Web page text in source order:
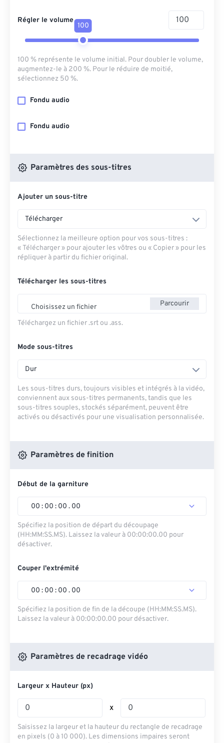
Régler le volume
100
100 % représente le volume initial. Pour doubler le volume,
augmentez-le à 200 %. Pour le réduire de moitié,
sélectionnez 50 %.
Fondu audio
Fondu audio
Paramètres des sous-titres
Ajouter un sous-titre
Télécharger
Sélectionnez la meilleure option pour vos sous-titres :
« Télécharger » pour ajouter les vôtres ou « Copier » pour les
répliquer à partir du fichier original.
Télécharger les sous-titres
Choisissez un fichier Parcourir
Téléchargez un fichier .srt ou .ass.
Mode sous-titres
Dur
Les sous-titres durs, toujours visibles et intégrés à la vidéo,
conviennent aux sous-titres permanents, tandis que les
sous-titres souples, stockés séparément, peuvent être
activés ou désactivés pour une visualisation personnalisée.
Paramètres de finition
Début de la garniture
00 : 00 : 00 . 00
Spécifiez la position de départ du découpage
(HH:MM:SS.MS). Laissez la valeur à 00:00:00.00 pour
désactiver.
Couper l'extrémité
00 : 00 : 00 . 00
Spécifiez la position de fin de la découpe (HH:MM:SS.MS).
Laissez la valeur à 00:00:00.00 pour désactiver.
Paramètres de recadrage vidéo
Largeur x Hauteur (px)
x
Saisissez la largeur et la hauteur du rectangle de recadrage
en pixels (0 à 10 000). Les dimensions impaires seront